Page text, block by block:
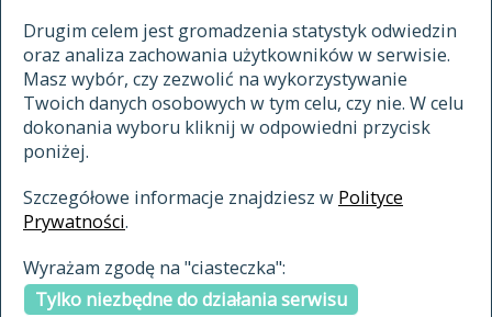
Drugim celem jest gromadzenia statystyk odwiedzin
oraz analiza zachowania użytkowników w serwisie.
Masz wybór, czy zezwolić na wykorzystywanie
Twoich danych osobowych w tym celu, czy nie. W celu
dokonania wyboru kliknij w odpowiedni przycisk
poniżej.
Szczegółowe informacje znajdziesz w Polityce
Prywatności.
Wyrażam zgodę na "ciasteczka":
Tylko niezbędne do działania serwisu
materiały archiwalne
cytowanie
kontakt
indeksie